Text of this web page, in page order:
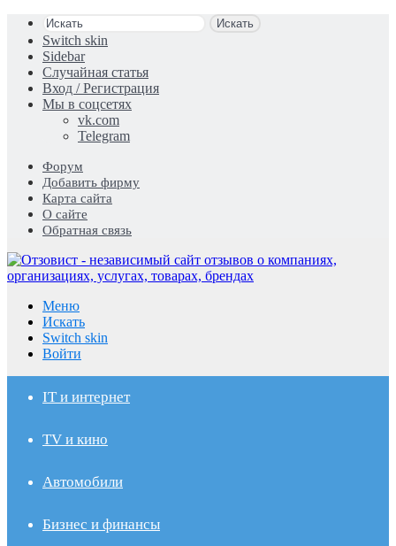
Искать
Switch skin
Sidebar
Случайная статья
Вход / Регистрация
Мы в соцсетях
vk.com
Telegram
Форум
Добавить фирму
Карта сайта
О сайте
Обратная связь
Меню
Искать
Switch skin
Войти
IT и интернет
TV и кино
Автомобили
Бизнес и финансы